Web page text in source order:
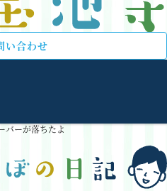
い合わせ
バーが落ちたよ